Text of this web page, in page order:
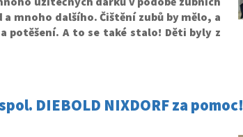
mnoho dalšího. Čištění zubů by mělo, a
potěšení. A to se také stalo! Děti byly z
DIEBOLD NIXDORF za pomoc!